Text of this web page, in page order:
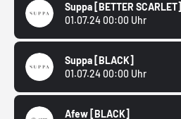
Suppa [BETTER SCARLET]
01.07.24 00:00 Uhr
Suppa [BLACK]
01.07.24 00:00 Uhr
Afew [BLACK]